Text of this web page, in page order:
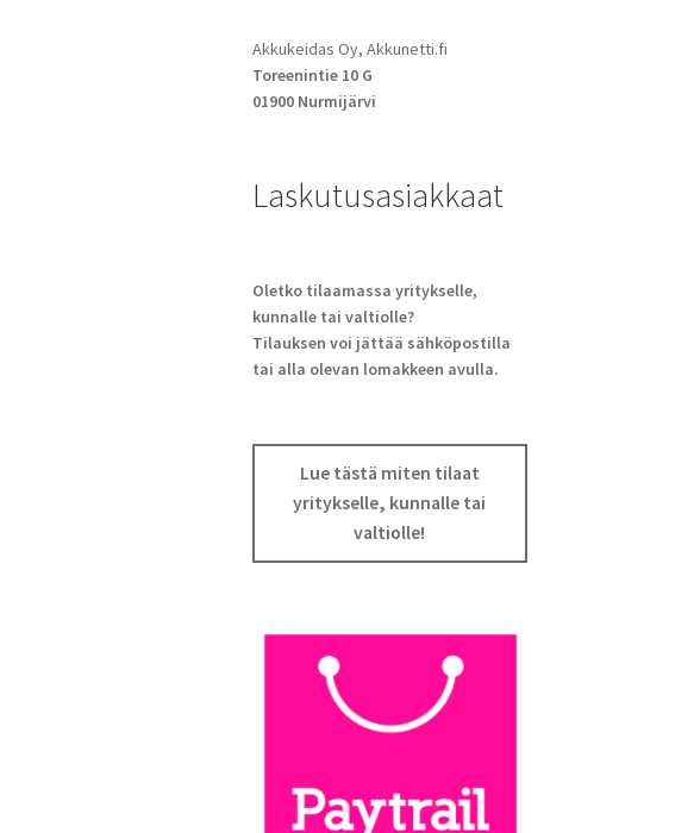
Akkukeidas Oy, Akkunetti.fi
Toreenintie 10 G
01900 Nurmijärvi
Laskutusasiakkaat
Oletko tilaamassa yritykselle,
kunnalle tai valtiolle?
Tilauksen voi jättää sähköpostilla
tai alla olevan lomakkeen avulla.
Lue tästä miten tilaat
yritykselle, kunnalle tai
valtiolle!